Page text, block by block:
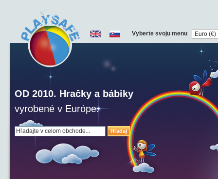
Hľadaj
OD 2010. Hračky a bábiky
vyrobené v Európe.
Vyberte svoju menu